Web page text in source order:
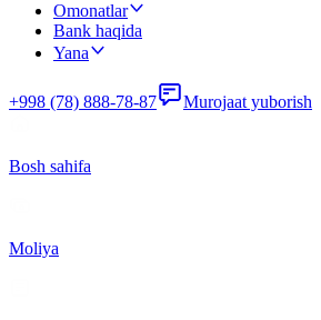
Omonatlar
Bank haqida
Yana
+998 (78) 888-78-87 Murojaat yuborish
Bosh sahifa
Moliya